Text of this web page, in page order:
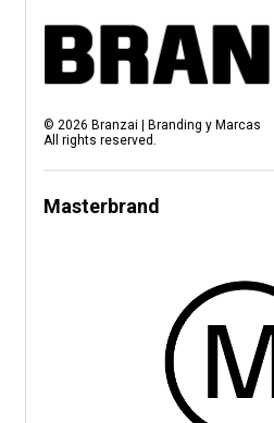
© 2026 Branzai | Branding y Marcas
All rights reserved.
Masterbrand